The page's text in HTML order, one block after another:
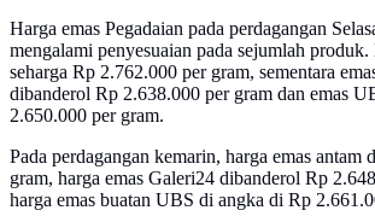
Harga emas Pegadaian pada perdagangan
mengalami penyesuaian pada sejumlah
seharga Rp 2.762.000 per gram, sementara
dibanderol Rp 2.638.000 per gram dan emas
2.650.000 per gram.
Pada perdagangan kemarin, harga emas antam
gram, harga emas Galeri24 dibanderol Rp
harga emas buatan UBS di angka di Rp